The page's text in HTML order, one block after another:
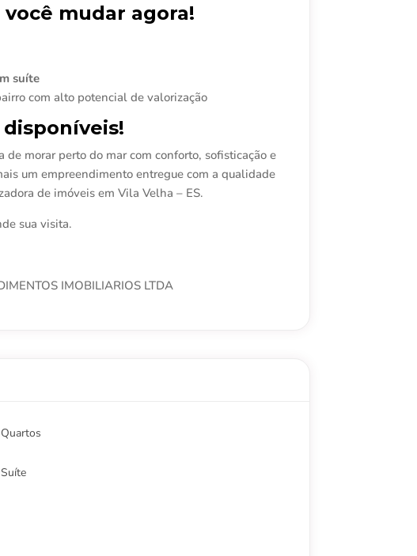
mudar agora!
suíte
com alto potencial de valorização
morar perto do mar com conforto, sofisticação e
um empreendimento entregue com a qualidade
de imóveis em Vila Velha – ES.
sua visita.
IMOBILIARIOS LTDA